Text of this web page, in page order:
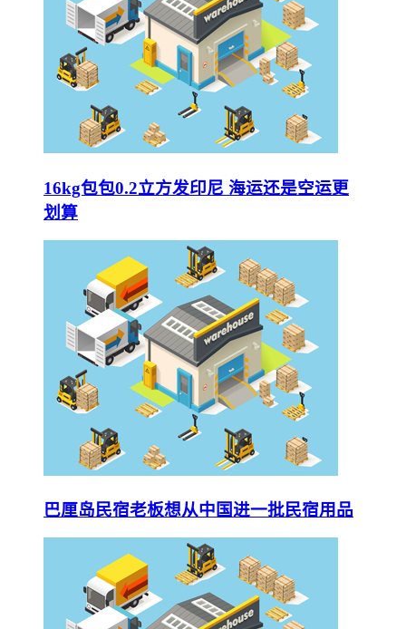
16kg包包0.2立方发印尼 海运还是空运更
划算
巴厘岛民宿老板想从中国进一批民宿用品